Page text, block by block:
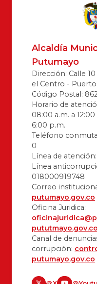
Alcaldía
Putumayo
Dirección: Calle
el Centro -
Código Postal:
Horario de
08:00 a.m. a
6:00 p.m.
Teléfono
0
Línea de
Línea
018000919748
Correo
putumayo.gov.co
Oficina Juridica:
pututmayo.gov.co
Canal de
corrupción:
putumayo.gov.co